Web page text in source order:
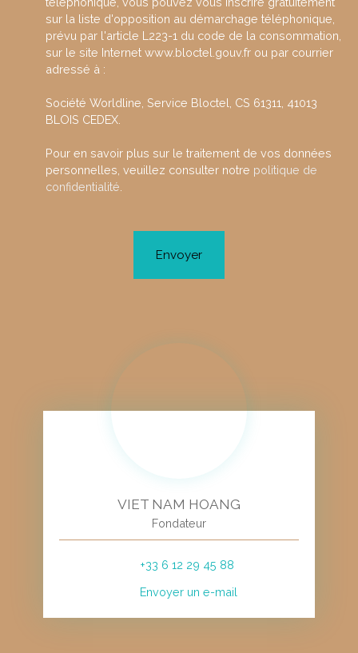
sur la liste d'opposition au démarchage téléphonique,
prévu par l'article L223-1 du code de la consommation,
sur le site Internet www.bloctel.gouv.fr ou par courrier
adressé à :
Société Worldline, Service Bloctel, CS 61311, 41013
BLOIS CEDEX.
Pour en savoir plus sur le traitement de vos données
personnelles, veuillez consulter notre politique de
confidentialité
Envoyer
VIET NAM HOANG
Fondateur
+33 6 12 29 45 88
Envoyer un e-mail